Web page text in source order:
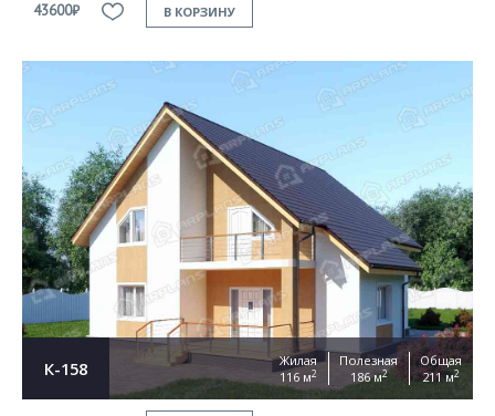
43600₽ В КОРЗИНУ
К-158
Жилая
116 м2
Полезная
186 м2
Общая
211 м2